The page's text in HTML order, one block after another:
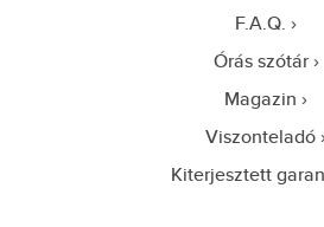
F.A.Q.
Órás szótár
Magazin
Viszonteladó
Kiterjesztett